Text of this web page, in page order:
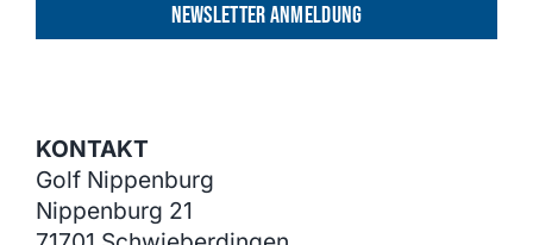
NEWSLETTER ANMELDUNG
KONTAKT
Golf Nippenburg
Nippenburg 21